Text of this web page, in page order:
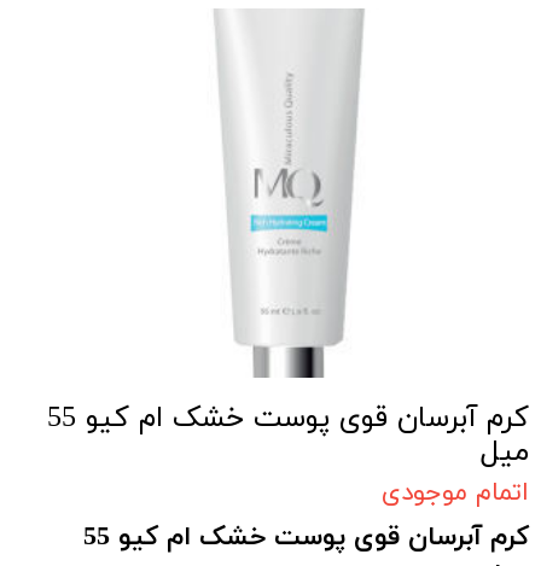
کرم آبرسان قوی پوست خشک ام کیو 55
میل
اتمام موجودی
کرم آبرسان قوی پوست خشک ام کیو 55